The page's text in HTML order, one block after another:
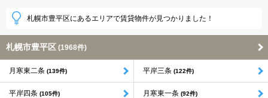
札幌市豊平区にあるエリアで賃貸物件が見つかりました！
札幌市豊平区 (1968件)
月寒東二条 (139件) 平岸三条 (122件)
平岸四条 (105件) 月寒東一条 (92件)